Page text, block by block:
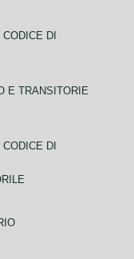
DI
E TRANSITORIE
DI